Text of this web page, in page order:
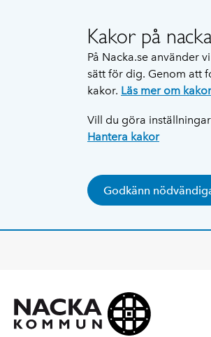
Kakor på
På Nacka.se använder
sätt för dig. Genom att
kakor. Läs mer om kakor
Vill du göra
Hantera kakor
Godkänn